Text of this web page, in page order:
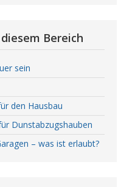
Bereich
sein
den Hausbau
Dunstabzugshauben
– was ist erlaubt?